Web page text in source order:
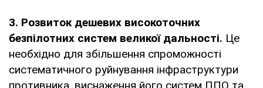
3. Розвиток дешевих високоточних
безпілотних систем великої дальності. Це
необхідно для збільшення спроможності
систематичного руйнування інфраструктури
противника, виснаження його систем ППО та